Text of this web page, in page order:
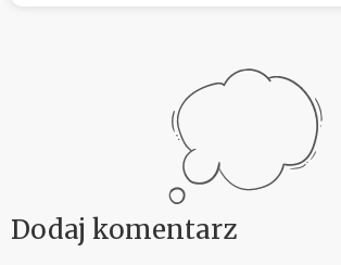
Dodaj komentarz